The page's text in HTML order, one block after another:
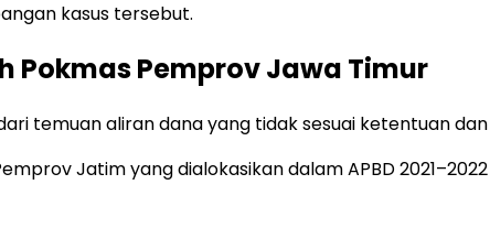
kasus tersebut.
Pokmas Pemprov Jawa Timur
temuan aliran dana yang tidak sesuai ketentuan
Jatim yang dialokasikan dalam APBD